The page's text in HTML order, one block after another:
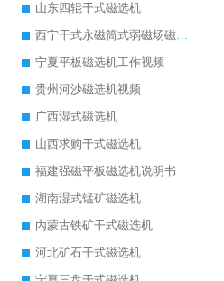
山东四辊干式磁选机
西宁干式永磁筒式弱磁场磁选机结构图
宁夏平板磁选机工作视频
贵州河沙磁选机视频
广西湿式磁选机
山西求购干式磁选机
福建强磁平板磁选机说明书
湖南湿式锰矿磁选机
内蒙古铁矿干式磁选机
河北矿石干式磁选机